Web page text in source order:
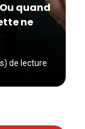
quand
ne
de lecture